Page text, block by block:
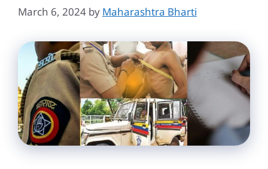
March 6, 2024 by Maharashtra Bharti